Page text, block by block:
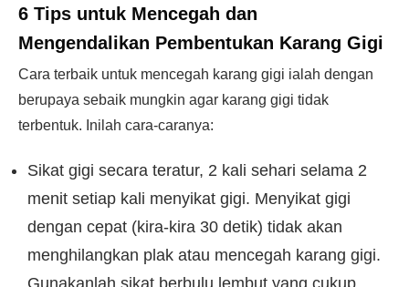
6 Tips untuk Mencegah dan
Mengendalikan Pembentukan Karang Gigi
Cara terbaik untuk mencegah karang gigi ialah dengan
berupaya sebaik mungkin agar karang gigi tidak
terbentuk. Inilah cara-caranya:
Sikat gigi secara teratur, 2 kali sehari selama 2
menit setiap kali menyikat gigi. Menyikat gigi
dengan cepat (kira-kira 30 detik) tidak akan
menghilangkan plak atau mencegah karang gigi.
Gunakanlah sikat berbulu lembut yang cukup